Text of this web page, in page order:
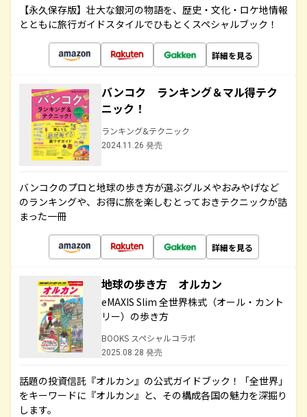
【永久保存版】壮大な銀河の物語を、歴史・文化・ロケ地情報
とともに旅行ガイドスタイルでひもとくスペシャルブック！
詳細を見る
バンコク ランキング＆マル得テク
ニック！
ランキング&テクニック
2024.11.26 発売
バンコクのプロと地球の歩き方が選ぶグルメやおみやげなど
のランキングや、お得に旅を楽しむとっておきテクニックが詰
まった一冊
詳細を見る
地球の歩き方 オルカン
eMAXIS Slim 全世界株式（オール・カント
リー）の歩き方
BOOKS スペシャルコラボ
2025.08.28 発売
話題の投資信託『オルカン』の公式ガイドブック！「全世界」
をキーワードに『オルカン』と、その構成各国の魅力を深掘り
します。